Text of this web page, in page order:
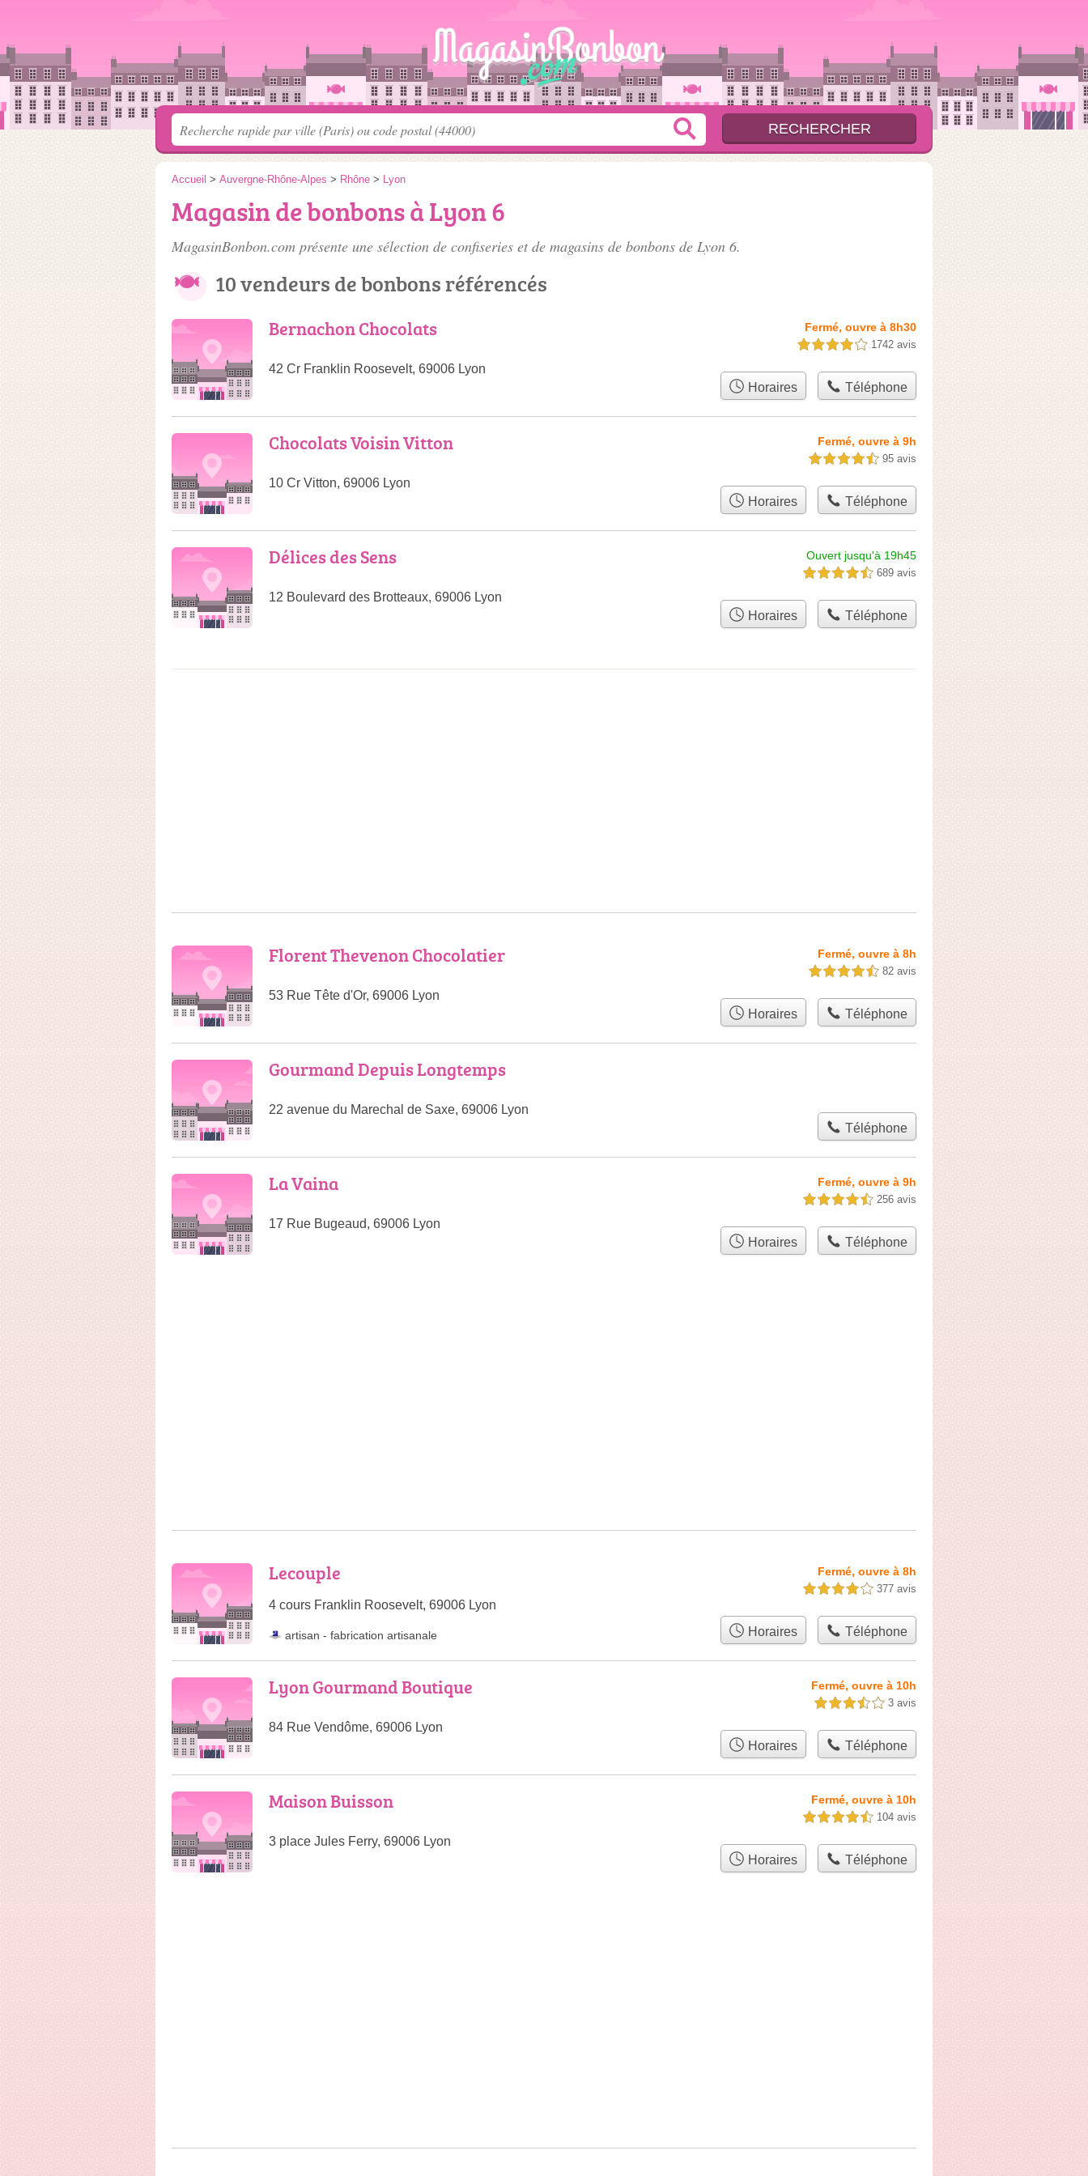
Accueil > Auvergne-Rhône-Alpes > Rhône > Lyon
Magasin de bonbons à Lyon 6
MagasinBonbon.com présente une sélection de confiseries et de magasins de bonbons de Lyon 6.
10 vendeurs de bonbons référencés
Bernachon Chocolats
42 Cr Franklin Roosevelt, 69006 Lyon
Fermé, ouvre à 8h30
4,0 étoiles sur 5 1742 avis
Horaires Téléphone
Chocolats Voisin Vitton
10 Cr Vitton, 69006 Lyon
Fermé, ouvre à 9h
4,5 étoiles sur 5 95 avis
Horaires Téléphone
Délices des Sens
12 Boulevard des Brotteaux, 69006 Lyon
Ouvert jusqu'à 19h45
4,5 étoiles sur 5 689 avis
Horaires Téléphone
Florent Thevenon Chocolatier
53 Rue Tête d'Or, 69006 Lyon
Fermé, ouvre à 8h
4,5 étoiles sur 5 82 avis
Horaires Téléphone
Gourmand Depuis Longtemps
22 avenue du Marechal de Saxe, 69006 Lyon
Téléphone
La Vaina
17 Rue Bugeaud, 69006 Lyon
Fermé, ouvre à 9h
4,5 étoiles sur 5 256 avis
Horaires Téléphone
Lecouple
4 cours Franklin Roosevelt, 69006 Lyon
Fermé, ouvre à 8h
4,0 étoiles sur 5 377 avis
artisan - fabrication artisanale Horaires Téléphone
Lyon Gourmand Boutique
84 Rue Vendôme, 69006 Lyon
Fermé, ouvre à 10h
3,5 étoiles sur 5 3 avis
Horaires Téléphone
Maison Buisson
3 place Jules Ferry, 69006 Lyon
Fermé, ouvre à 10h
4,5 étoiles sur 5 104 avis
Horaires Téléphone